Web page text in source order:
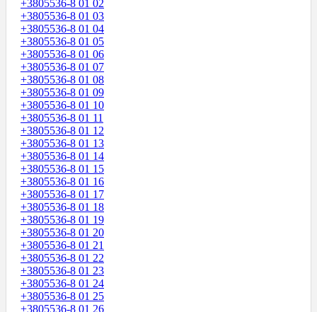
+3805536-8 01 02
+3805536-8 01 03
+3805536-8 01 04
+3805536-8 01 05
+3805536-8 01 06
+3805536-8 01 07
+3805536-8 01 08
+3805536-8 01 09
+3805536-8 01 10
+3805536-8 01 11
+3805536-8 01 12
+3805536-8 01 13
+3805536-8 01 14
+3805536-8 01 15
+3805536-8 01 16
+3805536-8 01 17
+3805536-8 01 18
+3805536-8 01 19
+3805536-8 01 20
+3805536-8 01 21
+3805536-8 01 22
+3805536-8 01 23
+3805536-8 01 24
+3805536-8 01 25
+3805536-8 01 26